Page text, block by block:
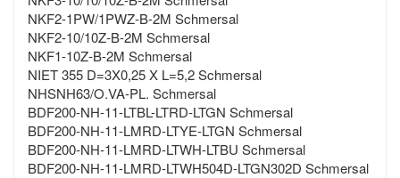
NKF2-1PW/1PWZ-B-2M Schmersal
NKF2-10/10Z-B-2M Schmersal
NKF1-10Z-B-2M Schmersal
NIET 355 D=3X0,25 X L=5,2 Schmersal
NHSNH63/O.VA-PL. Schmersal
BDF200-NH-11-LTBL-LTRD-LTGN Schmersal
BDF200-NH-11-LMRD-LTYE-LTGN Schmersal
BDF200-NH-11-LMRD-LTWH-LTBU Schmersal
BDF200-NH-11-LMRD-LTWH504D-LTGN302D Schmersal